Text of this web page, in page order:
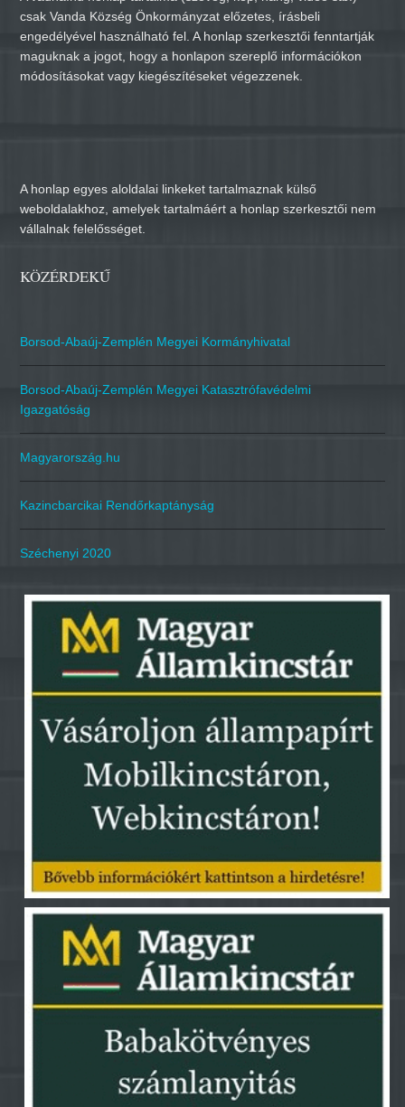
csak Vanda Község Önkormányzat előzetes, írásbeli
engedélyével használható fel. A honlap szerkesztői fenntartják
maguknak a jogot, hogy a honlapon szereplő információkon
módosításokat vagy kiegészítéseket végezzenek.
A honlap egyes aloldalai linkeket tartalmaznak külső
weboldalakhoz, amelyek tartalmáért a honlap szerkesztői nem
vállalnak felelősséget.
KÖZÉRDEKŰ
Borsod-Abaúj-Zemplén Megyei Kormányhivatal
Borsod-Abaúj-Zemplén Megyei Katasztrófavédelmi
Igazgatóság
Magyarország.hu
Kazincbarcikai Rendőrkaptányság
Széchenyi 2020